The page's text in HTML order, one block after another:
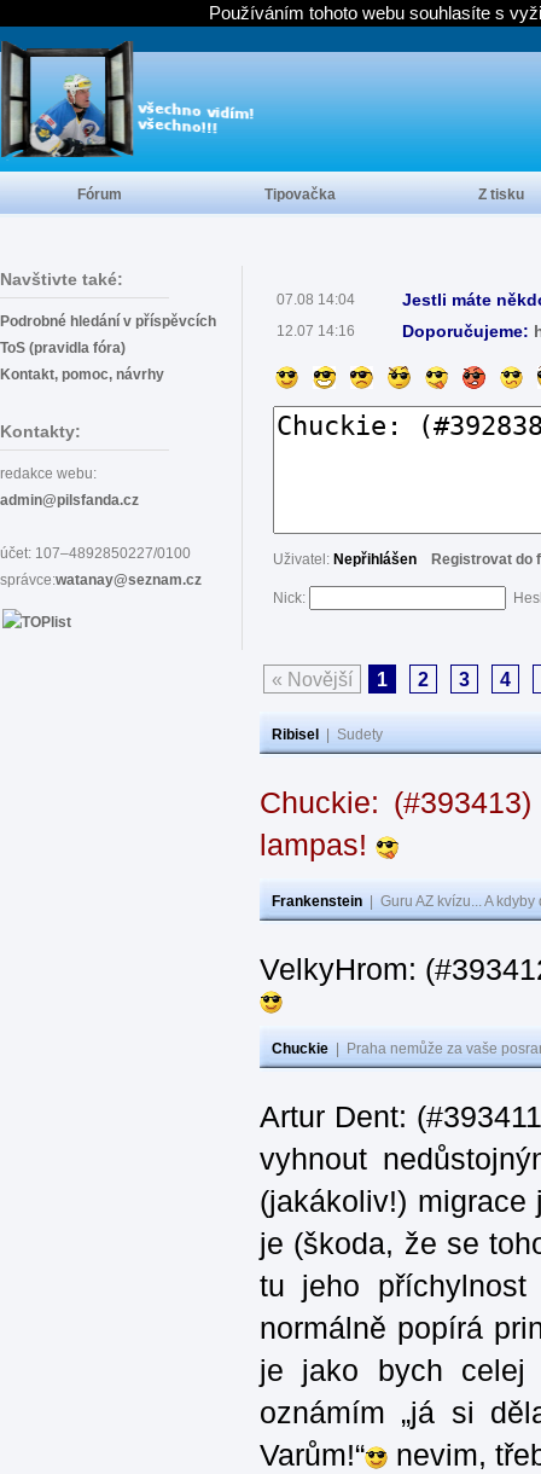
Navštivte také:
Podrobné hledání v příspěvcích
ToS (pravidla fóra)
Kontakt, pomoc, návrhy
Kontakty:
redakce webu:
admin@pilsfanda.cz
účet: 107–4892850227/0100
správce:watanay@seznam.cz
07.08 14:04 Jestli máte
12.07 14:16 Doporučujeme:
Uživatel: Nepřihlášen Registrovat do
Nick:
« Novější 1 2 3 4
Ribisel Sudety
Chuckie:
lampas!
Frankenstein Guru AZ kvízu... A
VelkyHrom:
Chuckie Praha nemůže za vaše
Artur Dent:
vyhnout
(jakákoliv!)
je (škoda, že se
tu jeho
normálně popírá
je jako bych celej
oznámím „já si
Varům!“
nevim,
Fórum Tipovačka Z tisku
Používáním tohoto webu souhlasíte s